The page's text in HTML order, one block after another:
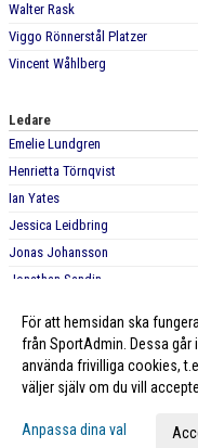
Walter Rask
Viggo Rönnerstål Platzer
Vincent Wåhlberg
Ledare
Emelie Lundgren
Henrietta Törnqvist
Ian Yates
Jessica Leidbring
Jonas Johansson
Jonathan Sandin
För att hemsidan ska
från SportAdmin. Dessa går
använda frivilliga cookies,
väljer själv om du vill
Anpassa dina val